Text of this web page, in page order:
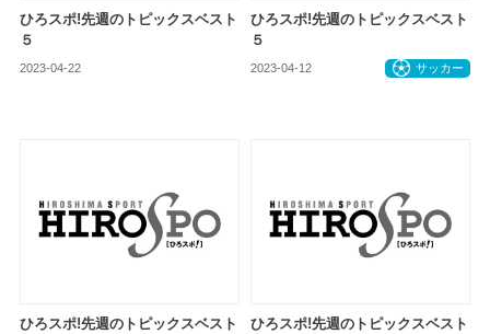
ひろスポ!先週のトピックスベスト
５
2023-04-22
ひろスポ!先週のトピックスベスト
５
2023-04-12 サッカー
ひろスポ!先週のトピックスベスト
ひろスポ!先週のトピックスベスト